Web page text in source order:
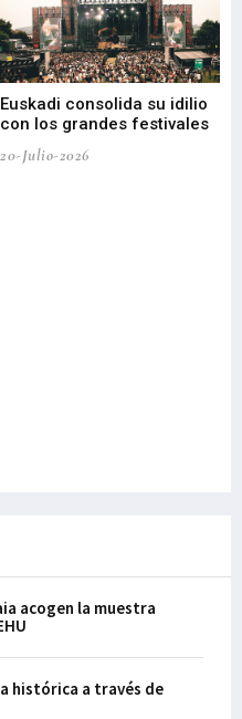
Euskadi consolida su idilio
con los grandes festivales
20-Julio-2026
acogen la muestra
histórica a través de